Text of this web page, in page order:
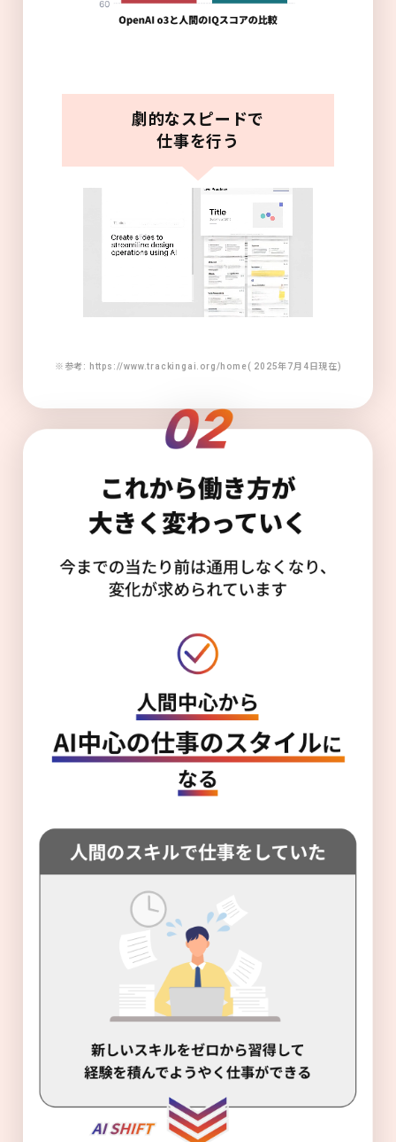
劇的なスピードで
仕事を行う
※参考: https://www.trackingai.org/home( 2025年7月4日現在)